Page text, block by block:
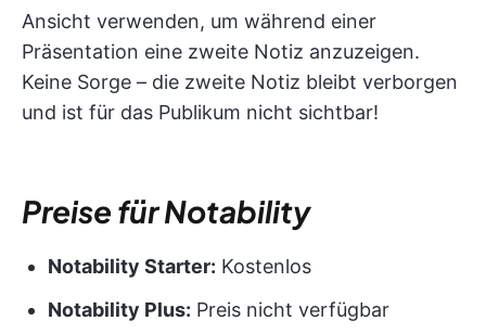
Ansicht verwenden, um während einer
Präsentation eine zweite Notiz anzuzeigen.
Keine Sorge – die zweite Notiz bleibt verborgen
und ist für das Publikum nicht sichtbar!
Preise für Notability
Notability Starter: Kostenlos
Notability Plus: Preis nicht verfügbar